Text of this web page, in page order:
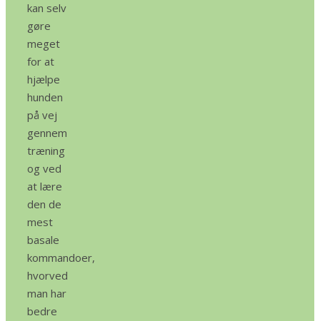
kan selv
gøre
meget
for at
hjælpe
hunden
på vej
gennem
træning
og ved
at lære
den de
mest
basale
kommandoer,
hvorved
man har
bedre